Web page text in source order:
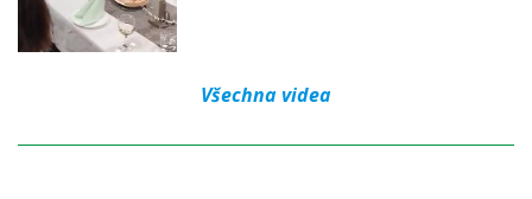
Všechna videa